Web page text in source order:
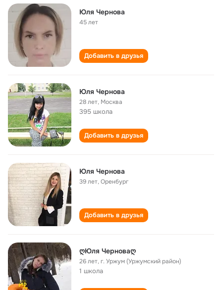
Юля Чернова
45 лет
Добавить в друзья
Юля Чернова
28 лет, Москва
395 школа
Добавить в друзья
Юля Чернова
39 лет,Оренбург
Добавить в друзья
ღЮля Черноваღ
26 лет,г. Уржум (Уржумский район)
1 школа